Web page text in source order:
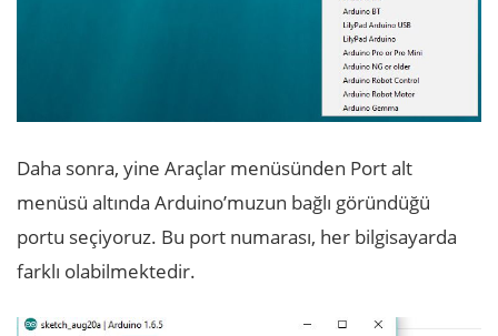
Daha sonra, yine Araçlar menüsünden Port alt
menüsü altında Arduino’muzun bağlı göründüğü
portu seçiyoruz. Bu port numarası, her bilgisayarda
farklı olabilmektedir.